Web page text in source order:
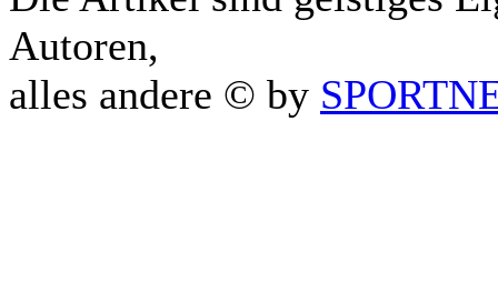
Autoren,
alles andere © by